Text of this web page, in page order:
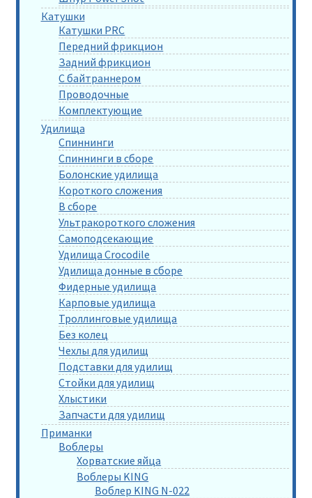
Катушки
Катушки PRC
Передний фрикцион
Задний фрикцион
С байтраннером
Проводочные
Комплектующие
Удилища
Спиннинги
Спиннинги в сборе
Болонские удилища
Короткого сложения
В сборе
Ультракороткого сложения
Самоподсекающие
Удилища Crocodile
Удилища донные в сборе
Фидерные удилища
Карповые удилища
Троллинговые удилища
Без колец
Чехлы для удилищ
Подставки для удилищ
Стойки для удилищ
Хлыстики
Запчасти для удилищ
Приманки
Воблеры
Хорватские яйца
Воблеры KING
Воблер KING N-022